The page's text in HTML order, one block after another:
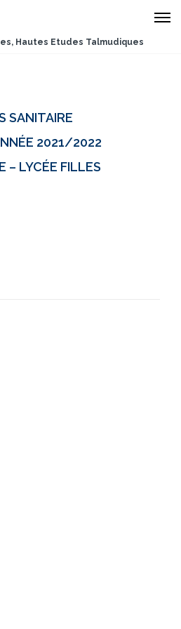
Hautes Etudes Talmudiques
SANITAIRE
2021/2022
– LYCÉE FILLES